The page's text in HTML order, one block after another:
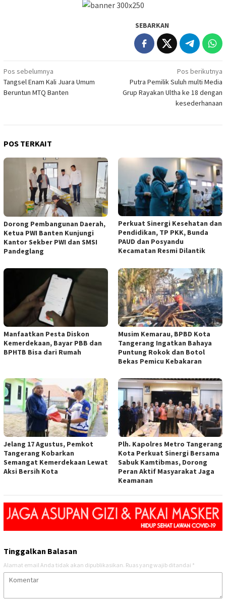
SEBARKAN
Navigasi
pos
Pos sebelumnya
Tangsel Enam Kali Juara Umum
Beruntun MTQ Banten
Pos berikutnya
Putra Pemilik Suluh multi Media
Grup Rayakan Ultha ke 18 dengan
kesederhanaan
POS TERKAIT
Dorong Pembangunan Daerah,
Ketua PWI Banten Kunjungi
Kantor Sekber PWI dan SMSI
Pandeglang
Perkuat Sinergi Kesehatan dan
Pendidikan, TP PKK, Bunda
PAUD dan Posyandu
Kecamatan Resmi Dilantik
Manfaatkan Pesta Diskon
Kemerdekaan, Bayar PBB dan
BPHTB Bisa dari Rumah
Musim Kemarau, BPBD Kota
Tangerang Ingatkan Bahaya
Puntung Rokok dan Botol
Bekas Pemicu Kebakaran
Jelang 17 Agustus, Pemkot
Tangerang Kobarkan
Semangat Kemerdekaan Lewat
Aksi Bersih Kota
Plh. Kapolres Metro Tangerang
Kota Perkuat Sinergi Bersama
Sabuk Kamtibmas, Dorong
Peran Aktif Masyarakat Jaga
Keamanan
Tinggalkan Balasan
Alamat email Anda tidak akan dipublikasikan. Ruas yang wajib ditandai *